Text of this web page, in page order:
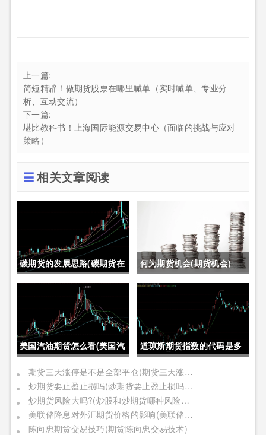
上一篇:
简短精辟！做期货股票在哪里喊单（实时喊单、专业分
析、互动交流）
下一篇:
堪比教科书！上海国际能源交易中心（面临的挑战与应对
策略）
相关文章阅读
碳期货的发展思路(碳期货在
中国的发展)
何为期货机会(期货机会)
美国汽油期货怎么看(美国汽
油期货价格)
道琼斯期货指数的代码是多
少位(道琼斯期货指数的代码
是多少位的)
期货三天涨停是不是全部平仓(期货三天涨停是不是全部平仓了)
炒期货要止盈止损吗(炒期货要止盈止损吗是真的吗)
炒期货风险大吗?(炒股和炒期货哪种风险更大)
美联储降息对外汇期货价格的影响(美联储降息对外汇期货价格的影响有哪些)
陈向忠期货交易技巧(期货陈向忠交易技术)